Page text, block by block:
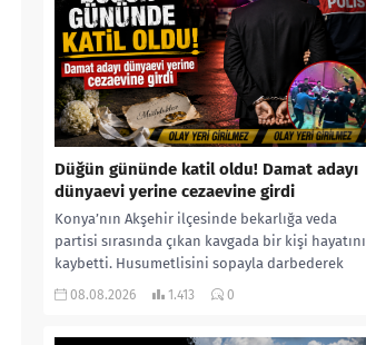
Düğün gününde katil oldu! Damat adayı
dünyaevi yerine cezaevine girdi
Konya’nın Akşehir ilçesinde bekarlığa veda
partisi sırasında çıkan kavgada bir kişi hayatını
kaybetti. Husumetlisini sopayla darbederek
ölümüne neden olduğu iddia...
08.08.2026 1.413 0